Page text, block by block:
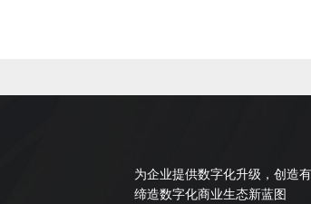
为企业提供数字化升级，创造
缔造数字化商业生态新蓝图